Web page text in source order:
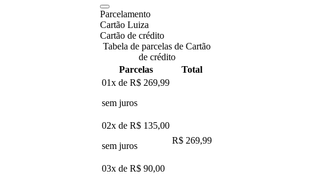
Parcelamento
Cartão Luiza
Cartão de crédito
Tabela de parcelas de Cartão
de crédito
Parcelas
Total
01x de R$ 269,99
sem juros
02x de R$ 135,00
sem juros
R$ 269,99
03x de R$ 90,00